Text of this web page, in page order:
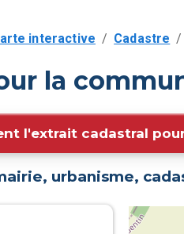
interactive / Cadastre /
la
l'extrait cadastral
urbanisme,